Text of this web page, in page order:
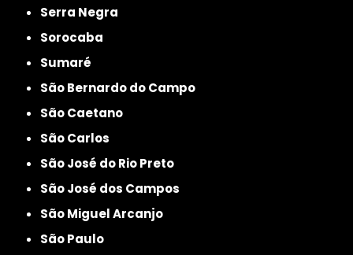
Serra Negra
Sorocaba
Sumaré
São Bernardo do Campo
São Caetano
São Carlos
São José do Rio Preto
São José dos Campos
São Miguel Arcanjo
São Paulo